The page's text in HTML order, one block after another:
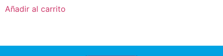
Añadir al carrito